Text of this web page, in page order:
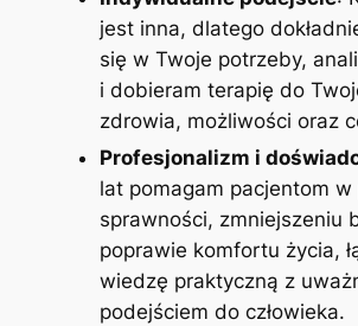
jest inna, dlatego
się w Twoje potrzeby,
i dobieram terapię do
zdrowia, możliwości oraz
Profesjonalizm i
lat pomagam pacjentom
sprawności, zmniejszeniu
poprawie komfortu życia,
wiedzę praktyczną z
podejściem do człowieka.